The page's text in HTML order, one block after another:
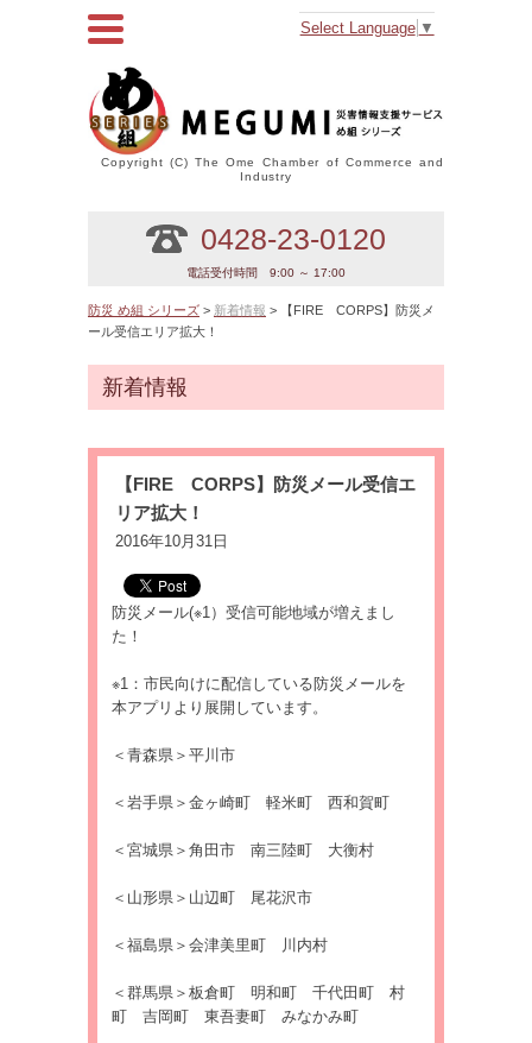
Select Language ▼
Copyright (C) The Ome Chamber of Commerce and
Industry
0428-23-0120
電話受付時間 9:00 ～ 17:00
防災 め組 シリーズ > 新着情報 > 【FIRE CORPS】防災メ
ール受信エリア拡大！
新着情報
【FIRE CORPS】防災メール受信エ
リア拡大！
2016年10月31日
防災メール(※1）受信可能地域が増えまし
た！
※1：市民向けに配信している防災メールを
本アプリより展開しています。
＜青森県＞平川市
＜岩手県＞金ヶ崎町 軽米町 西和賀町
＜宮城県＞角田市 南三陸町 大衡村
＜山形県＞山辺町 尾花沢市
＜福島県＞会津美里町 川内村
＜群馬県＞板倉町 明和町 千代田町 村
町 吉岡町 東吾妻町 みなかみ町